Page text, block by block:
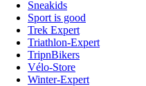
Sneakids
Sport is good
Trek Expert
Triathlon-Expert
TripnBikers
Vélo-Store
Winter-Expert